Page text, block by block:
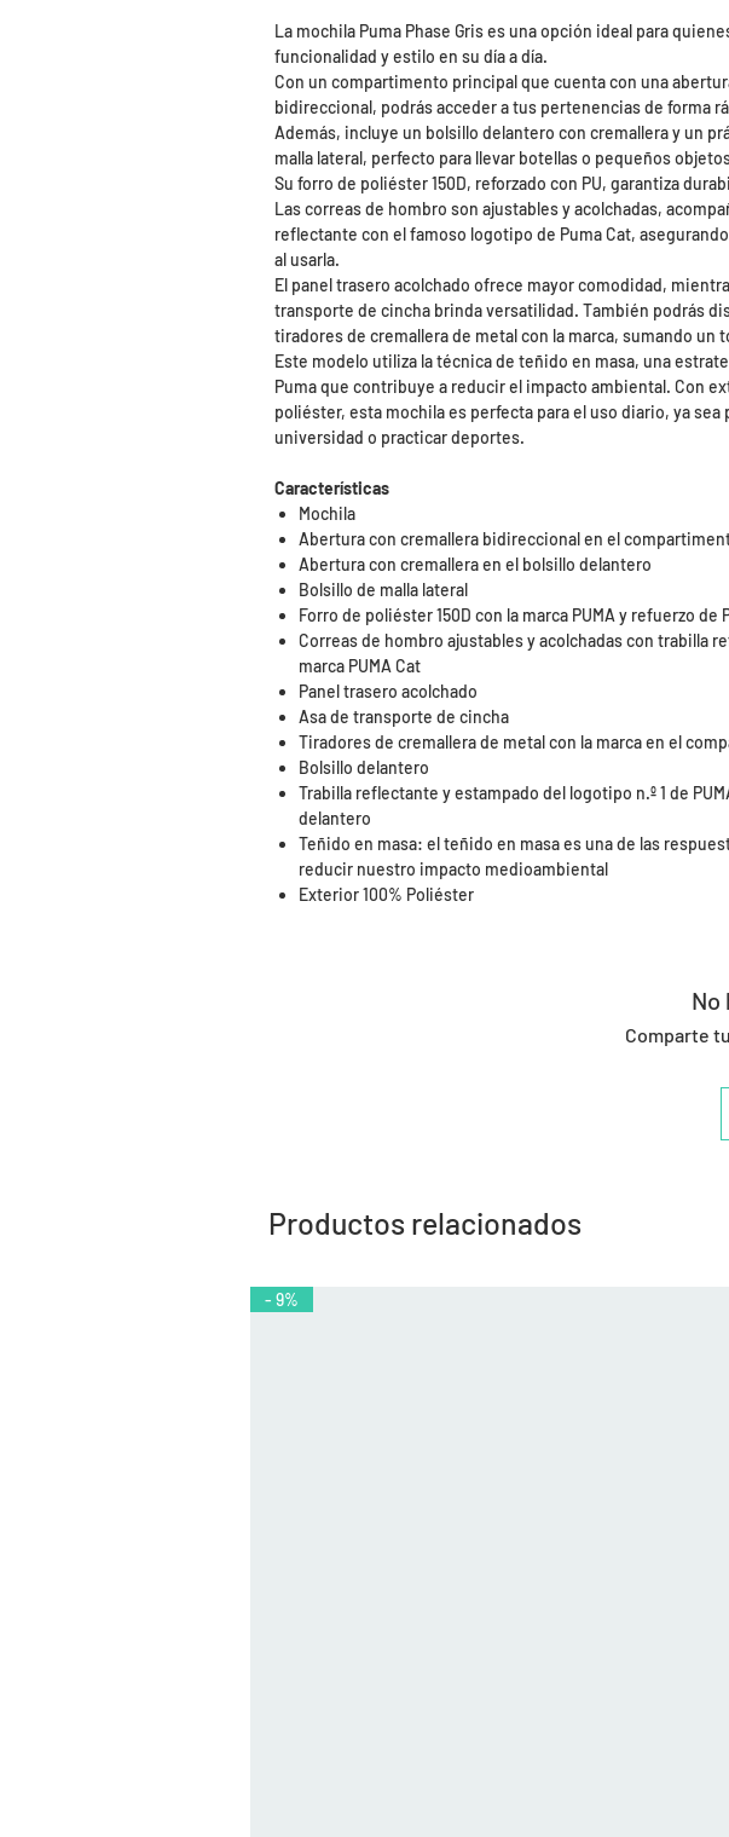
La mochila Puma Phase Gris es una opción ideal para
funcionalidad y estilo en su día a día.
Con un compartimento principal que cuenta con una
bidireccional, podrás acceder a tus pertenencias de forma
Además, incluye un bolsillo delantero con cremallera y un
malla lateral, perfecto para llevar botellas o pequeños
Su forro de poliéster 150D, reforzado con PU, garantiza
Las correas de hombro son ajustables y acolchadas,
reflectante con el famoso logotipo de Puma Cat,
al usarla.
El panel trasero acolchado ofrece mayor comodidad,
transporte de cincha brinda versatilidad. También podrás
tiradores de cremallera de metal con la marca, sumando un
Este modelo utiliza la técnica de teñido en masa, una
Puma que contribuye a reducir el impacto ambiental. Con
poliéster, esta mochila es perfecta para el uso diario, ya sea
universidad o practicar deportes.
Características
Mochila
Abertura con cremallera bidireccional en el
Abertura con cremallera en el bolsillo delantero
Bolsillo de malla lateral
Forro de poliéster 150D con la marca PUMA y refuerzo de
Correas de hombro ajustables y acolchadas con trabilla
marca PUMA Cat
Panel trasero acolchado
Asa de transporte de cincha
Tiradores de cremallera de metal con la marca en el
Bolsillo delantero
Trabilla reflectante y estampado del logotipo n.º 1 de
delantero
Teñido en masa: el teñido en masa es una de las
reducir nuestro impacto medioambiental
Exterior 100% Poliéster
No
Comparte
Productos relacionados
- 9%